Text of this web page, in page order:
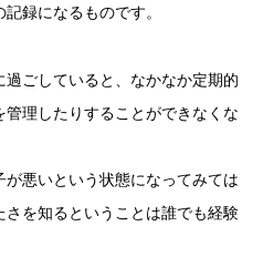
録になるものです。
ごしていると、なかなか定期的
理したりすることができなくな
悪いという状態になってみては
さを知るということは誰でも経験